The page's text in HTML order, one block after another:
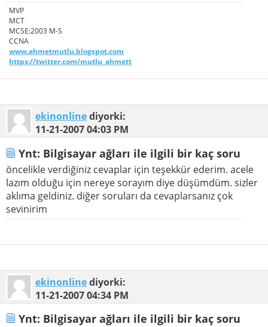
MVP
MCT
MCSE:2003 M-S
CCNA
www.ahmetmutlu.blogspot.com
https://twitter.com/mutlu_ahmett
ekinonlinediyorki:
11-21-200704:03 PM
Ynt: Bilgisayar ağları ile ilgili bir kaç soru
öncelikle verdiğiniz cevaplar için teşekkür ederim. acele
lazım olduğu için nereye sorayım diye düşümdüm. sizler
aklıma geldiniz. diğer soruları da cevaplarsanız çok
sevinirim
ekinonlinediyorki:
11-21-200704:34 PM
Ynt: Bilgisayar ağları ile ilgili bir kaç soru